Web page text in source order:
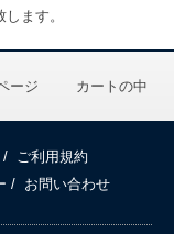
ます。
ージ カートの中
/
ご利用規約
/ お問い合わせ